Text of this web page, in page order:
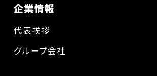
企業情報
代表挨拶
グループ会社